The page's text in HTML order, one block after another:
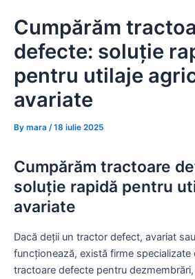
content
Cumpărăm
defecte: soluție
pentru utilaje
avariate
By mara /18 iulie 2025
Cumpărăm tractoare
soluție rapidă pentru
avariate
Dacă deții un tractor defect, avariat
funcționează, există firme specializate
tractoare defecte pentru